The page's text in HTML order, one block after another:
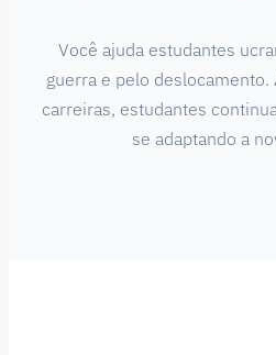
Você ajuda estudantes
guerra e pelo
carreiras, estudantes
se adaptando a